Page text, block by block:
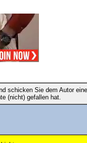
schicken Sie dem Autor
(nicht) gefallen hat.